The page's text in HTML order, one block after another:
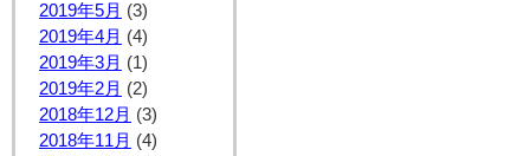
2019年5月 (3)
2019年4月 (4)
2019年3月 (1)
2019年2月 (2)
2018年12月 (3)
2018年11月 (4)